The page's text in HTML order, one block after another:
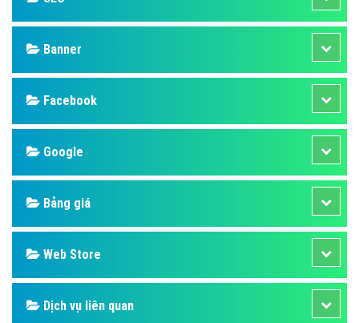
Banner
Facebook
Google
Bảng giá
Web Store
Dịch vụ liên quan